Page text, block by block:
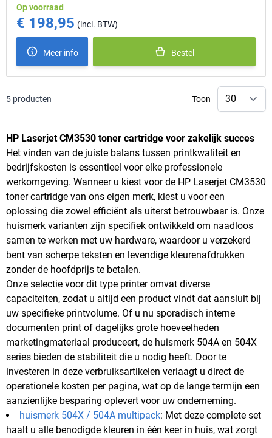
Op voorraad
€ 198,95
Meer info Bestel
5 producten Toon
HP Laserjet CM3530 toner cartridge voor zakelijk succes
Het vinden van de juiste balans tussen printkwaliteit en
bedrijfskosten is essentieel voor elke professionele
werkomgeving. Wanneer u kiest voor de HP Laserjet CM3530
toner cartridge van ons eigen merk, kiest u voor een
oplossing die zowel efficiënt als uiterst betrouwbaar is. Onze
huismerk varianten zijn specifiek ontwikkeld om naadloos
samen te werken met uw hardware, waardoor u verzekerd
bent van scherpe teksten en levendige kleurenafdrukken
zonder de hoofdprijs te betalen.
Onze selectie voor dit type printer omvat diverse
capaciteiten, zodat u altijd een product vindt dat aansluit bij
uw specifieke printvolume. Of u nu sporadisch interne
documenten print of dagelijks grote hoeveelheden
marketingmateriaal produceert, de huismerk 504A en 504X
series bieden de stabiliteit die u nodig heeft. Door te
investeren in deze verbruiksartikelen verlaagt u direct de
operationele kosten per pagina, wat op de lange termijn een
aanzienlijke besparing oplevert voor uw onderneming.
huismerk 504X / 504A multipack: Met deze complete set
haalt u alle benodigde kleuren in één keer in huis, wat zorgt